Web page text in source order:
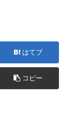
はてブ
コピー